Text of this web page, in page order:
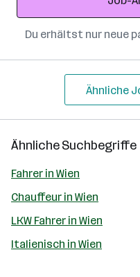
Du erhältst nur neue
Ähnliche
Ähnliche Suchbegriffe
Fahrer in Wien
Chauffeur in Wien
LKW Fahrer in Wien
Italienisch in Wien